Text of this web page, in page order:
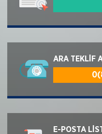
ARA TEKLİF
E-POSTA